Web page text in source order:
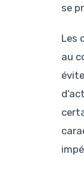
se
Les
au